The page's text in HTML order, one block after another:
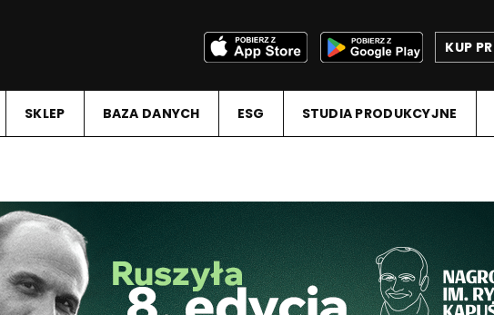
KUP
SKLEP BAZA DANYCH ESG STUDIA PRODUKCYJNE